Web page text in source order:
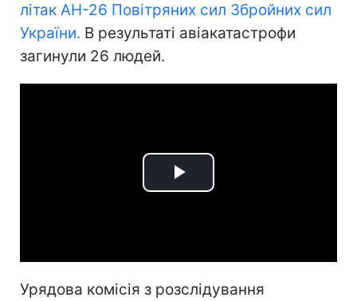
літак АН-26 Повітряних сил Збройних сил
України. В результаті авіакатастрофи
загинули 26 людей.
Play
Урядова комісія з розслідування